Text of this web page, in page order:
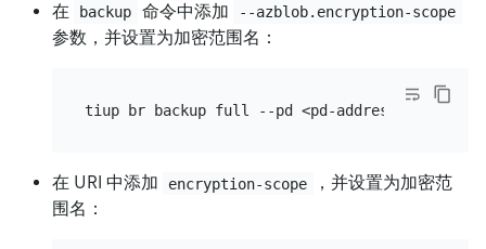
在 backup 命令中添加 --azblob.encryption-scope
参数，并设置为加密范围名：
tiup br backup full --pd <pd-address> --
在 URI 中添加 encryption-scope
，并设置为加密范
围名：